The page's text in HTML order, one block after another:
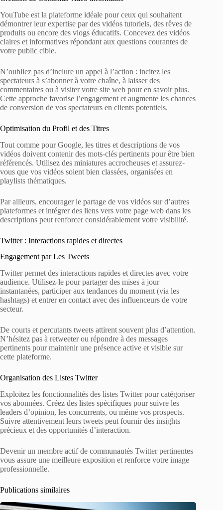
YouTube est la plateforme idéale pour ceux qui souhaitent
démontrer leur expertise par des vidéos tutoriels, des rêves de
produits ou encore des vlogs éducatifs. Concevez des vidéos
claires et informatives répondant aux questions courantes de
votre public cible.
N’oubliez pas d’inclure un appel à l’action : incitez les
spectateurs à s’abonner à votre chaîne, à laisser des
commentaires ou à visiter votre site web pour en savoir plus.
Cette approche favorise l’engagement et augmente les chances
de conversion de vos spectateurs en clients potentiels.
Optimisation du Profil et des Titres
Tout comme pour Google, les titres et descriptions de vos
vidéos doivent contenir des mots-clés pertinents pour être bien
référencés. Utilisez des miniatures accrocheuses et assurez-
vous que vos vidéos soient bien classées, organisées en
playlists thématiques.
Par ailleurs, encourager le partage de vos vidéos sur d’autres
plateformes et intégrer des liens vers votre page web dans les
descriptions peut renforcer considérablement votre visibilité.
Twitter : Interactions rapides et directes
Engagement par Les Tweets
Twitter permet des interactions rapides et directes avec votre
audience. Utilisez-le pour partager des mises à jour
instantanées, participer aux tendances du moment (via les
hashtags) et entrer en contact avec des influenceurs de votre
secteur.
De courts et percutants tweets attirent souvent plus d’attention.
N’hésitez pas à retweeter ou répondre à des messages
pertinents pour maintenir une présence active et visible sur
cette plateforme.
Organisation des Listes Twitter
Exploitez les fonctionnalités des listes Twitter pour catégoriser
vos abonnées. Créez des listes spécifiques pour suivre les
leaders d’opinion, les concurrents, ou même vos prospects.
Suivre attentivement leurs tweets peut fournir des insights
précieux et des opportunités d’interaction.
Devenir un membre actif de communautés Twitter pertinentes
vous assure une meilleure exposition et renforce votre image
professionnelle.
Publications similaires